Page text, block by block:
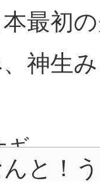
最初
神生
ギ
と！